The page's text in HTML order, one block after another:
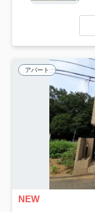
アパート
NEW